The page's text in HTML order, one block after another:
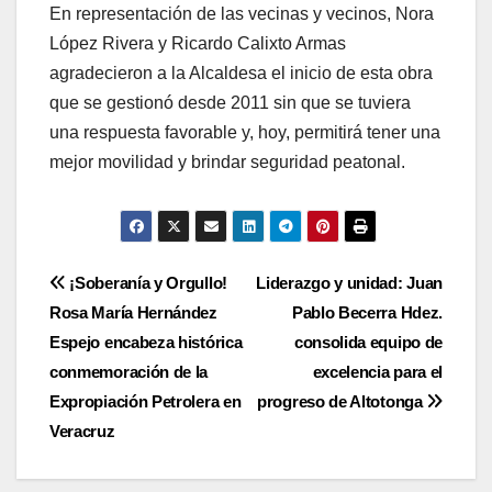
En representación de las vecinas y vecinos, Nora
López Rivera y Ricardo Calixto Armas
agradecieron a la Alcaldesa el inicio de esta obra
que se gestionó desde 2011 sin que se tuviera
una respuesta favorable y, hoy, permitirá tener una
mejor movilidad y brindar seguridad peatonal.
Navegación
de
entradas
Liderazgo y unidad: Juan
Pablo Becerra Hdez.
consolida equipo de
excelencia para el
progreso de Altotonga
¡Soberanía y Orgullo!
Rosa María Hernández
Espejo encabeza histórica
conmemoración de la
Expropiación Petrolera en
Veracruz